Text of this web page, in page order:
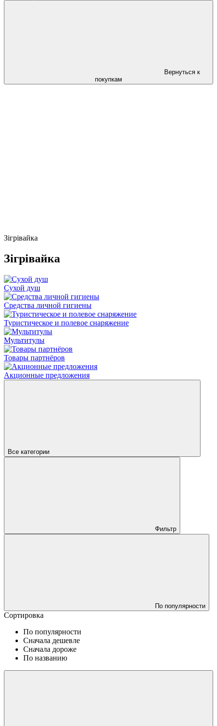
Вернуться к
покупкам
Зігрівайка
Зігрівайка
Сухой душ
Средства личной гигиены
Туристическое и полевое снаряжение
Мультитулы
Товары партнёров
Акционные предложения
Все категории
Фильтр
По популярности
Сортировка
По популярности
Сначала дешевле
Сначала дороже
По названию